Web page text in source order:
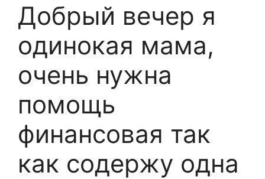
Добрый вечер я
одинокая мама,
очень нужна
помощь
финансовая так
как содержу одна